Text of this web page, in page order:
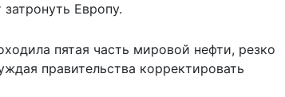
Европу.
пятая часть мировой нефти, резко
правительства корректировать